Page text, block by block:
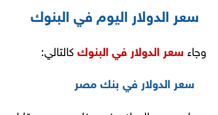
سعر الدولار اليوم في البنوك
وجاءسعر الدولار في البنوككالتالي:
سعر الدولار في بنك مصر